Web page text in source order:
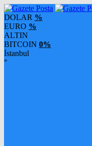
DOLAR %
EURO %
ALTIN
BITCOIN 0%
İstanbul
°